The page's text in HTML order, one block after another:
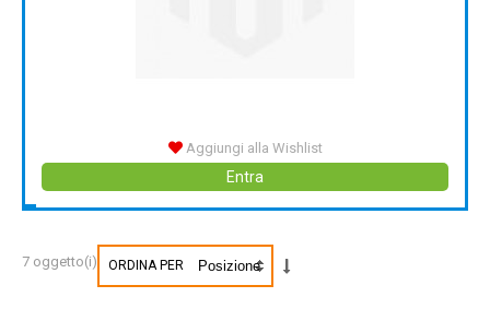
Aggiungi alla Wishlist
Entra
7 oggetto(i) ORDINA PER